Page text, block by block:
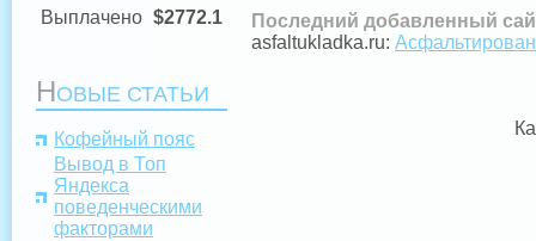
Выплачено $2772.1
НОВЫЕ СТАТЬИ
Кофейный пояс
Вывод в Топ
Яндекса
поведенческими
факторами
Последний добавленный
asfaltukladka.ru: